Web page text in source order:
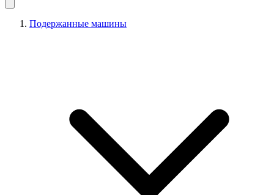
Подержанные машины